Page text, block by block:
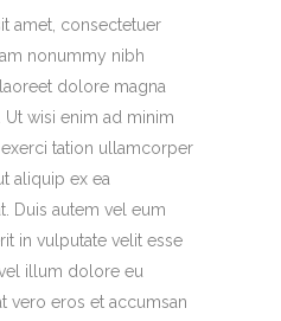
amet, consectetuer
nonummy nibh
dolore magna
wisi enim ad minim
tation ullamcorper
aliquip ex ea
Duis autem vel eum
in vulputate velit esse
illum dolore eu
vero eros et accumsan